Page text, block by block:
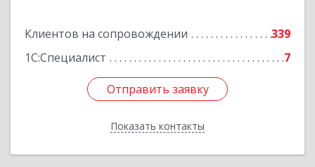
Клиентов на сопровождении
339
1С:Специалист
7
Отправить заявку
Показать контакты
Отправить заявку
Назад